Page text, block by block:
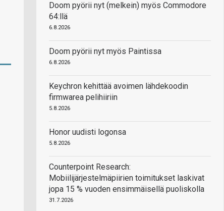
Doom pyörii nyt (melkein) myös Commodore
64:llä
6.8.2026
Doom pyörii nyt myös Paintissa
6.8.2026
Keychron kehittää avoimen lähdekoodin
firmwarea pelihiiriin
5.8.2026
Honor uudisti logonsa
5.8.2026
Counterpoint Research:
Mobiilijärjestelmäpiirien toimitukset laskivat
jopa 15 % vuoden ensimmäisellä puoliskolla
31.7.2026